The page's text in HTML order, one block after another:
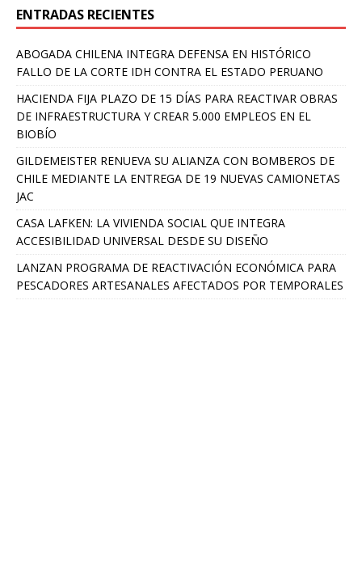
ENTRADAS RECIENTES
ABOGADA CHILENA INTEGRA DEFENSA EN HISTÓRICO
FALLO DE LA CORTE IDH CONTRA EL ESTADO PERUANO
HACIENDA FIJA PLAZO DE 15 DÍAS PARA REACTIVAR OBRAS
DE INFRAESTRUCTURA Y CREAR 5.000 EMPLEOS EN EL
BIOBÍO
GILDEMEISTER RENUEVA SU ALIANZA CON BOMBEROS DE
CHILE MEDIANTE LA ENTREGA DE 19 NUEVAS CAMIONETAS
JAC
CASA LAFKEN: LA VIVIENDA SOCIAL QUE INTEGRA
ACCESIBILIDAD UNIVERSAL DESDE SU DISEÑO
LANZAN PROGRAMA DE REACTIVACIÓN ECONÓMICA PARA
PESCADORES ARTESANALES AFECTADOS POR TEMPORALES